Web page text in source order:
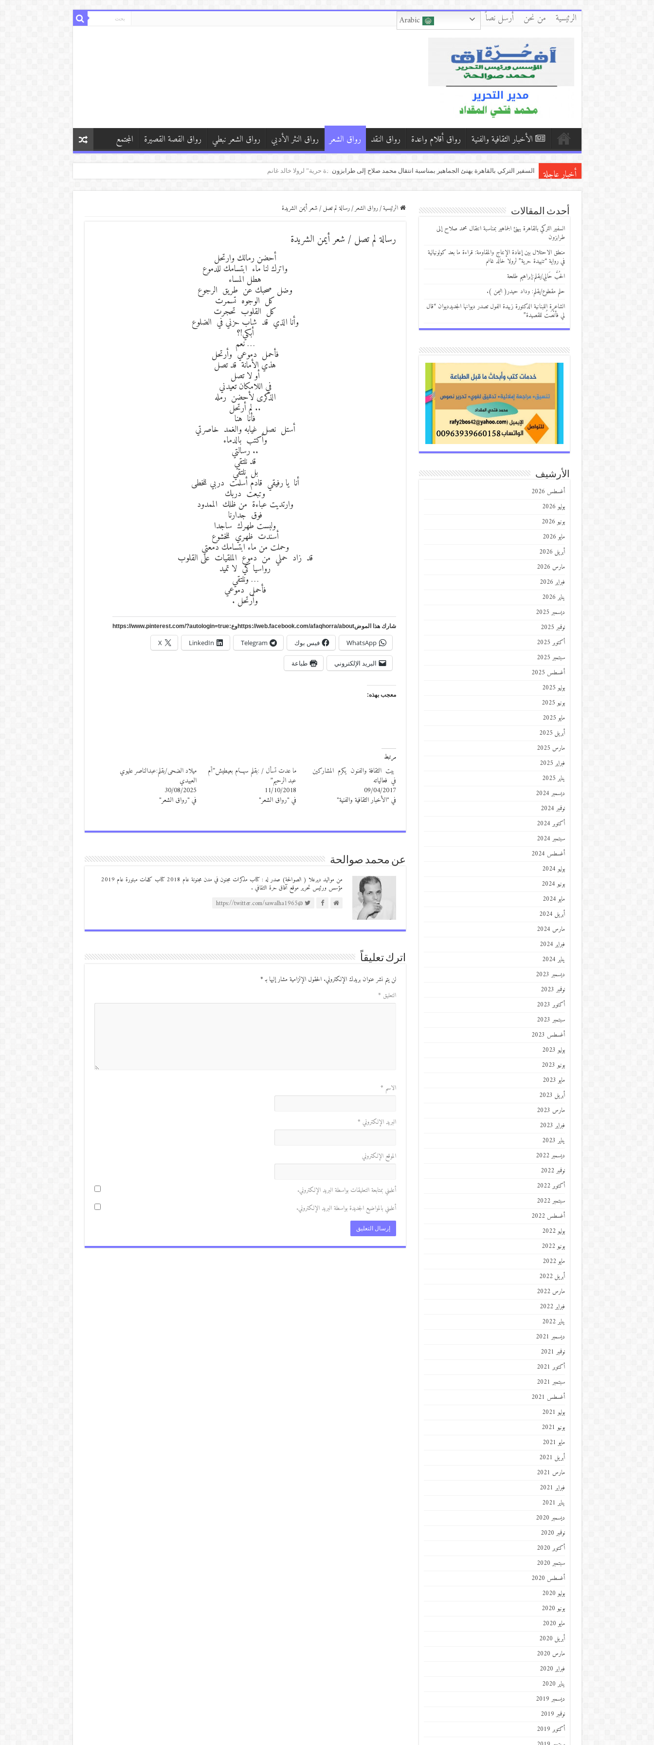
الرئيسية من نحن أرسل نصاً Arabic
الأخبار الثقافية والفنية رواق أقلام واعدة رواق النقد رواق الشعر رواق النثر الأدبي رواق الشعر نبطي رواق القصة القصيرة المجتمع
أخبار عاجلة منطق الاحتلال بين إعادة الإنتاج والمقاومة: قراءة ما بعد كولونيالية في رواية “تنهيدة حرية” لرولا خالد غانم
الحُبَّ حَالِي/بقلم:إبراهيم طلحة
حلم مقطوع/بقلم: وداد حيدر( اليمن ).
الرئيسية/رواق الشعر/رسالة لم تصل / شعر أيمن الشريدة
رسالة لم تصل / شعر أيمن الشريدة
أحضن رمالك وارتحل
واترك لنا ماء ابتسامك للدموع
هطل المساء
وضل صحبك عن طريق الرجوع
كل الوجوه تسمرت
كل القلوب تحجرت
وأنا الذي قد شاب حزني في الضلوع
أبكي!؟
… نعم
فأحمل دموعي وأرتحل
هذي الأمانة قد تصل
أو لا تصل
في اللامكان تعيدني
الذكرى لأحضن رمله
.. لم أرتحل
فأنا هنا
أستل نصل غيابه والغمد خاصرتي
وأكتب بالدماء
.. رسالتي
قد نلتقي
بل نلتقي
أنا يا رفيقي قادم أسلمت دربي للخطى
وتبعت دربك
وارتديت عباءة من ظلك الممدود
فوق جدارنا
ولبست طهرك ساجدا
أسندت ظهري للخشوع
وحملت من ماء ابتسامك دمعتي
قد زاد حملي من دموع الملقيات على القلوب
رواسيا كي لا تميد
… ونلتقي
فأحمل دموعي
وأرتحل .
شارك هذا الموضhttps://web.facebook.com/afaqhorra/aboutوع:https://www.pinterest.com/?autologin=true
WhatsApp فيس بوك Telegram
LinkedIn
X
البريد الإلكتروني طباعة
معجب بهذه:
مرتبط
بيت الثقافة والفنون يكرم المشاركين
في فعالياته
09/04/2017
في "الأخبار الثقافية والفنية"
ما عدت تسأل / :بقلم سهـــام بعيطيش”أم
عبد الرحيم”
11/10/2018
في "رواق الشعر"
ميلاد الضحى/بقلم:عبدالناصر عليوي
العبيدي
30/08/2025
في "رواق الشعر"
عن محمد صوالحة
من مواليد ديرعلا ( الصوالحة) صدر له : كتاب مذكرات مجنون في مدن مجنونة عام 2018 كتاب كلمات مبتورة عام 2019
مؤسس ورئيس تحرير موقع آفاق حرة الثقافي .
@https://twitter.com/sawalha1965
اترك تعليقاً
لن يتم نشر عنوان بريدك الإلكتروني. الحقول الإلزامية مشار إليها بـ*
التعليق *
الاسم *
البريد الإلكتروني *
الموقع الإلكتروني
أعلمني بمتابعة التعليقات بواسطة البريد الإلكتروني.
أعلمني بالمواضيع الجديدة بواسطة البريد الإلكتروني.
أحدث المقالات
السفير التركي بالقاهرة يهنئ الجماهير بمناسبة انتقال محمد صلاح إلى
طرابزون
منطق الاحتلال بين إعادة الإنتاج والمقاومة: قراءة ما بعد كولونيالية
في رواية “تنهيدة حرية” لرولا خالد غانم
الحُبَّ حَالِي/بقلم:إبراهيم طلحة
حلم مقطوع/بقلم: وداد حيدر( اليمن ).
الشاعرة اللبنانية الدكتورة زبيدة الفول تصدر ديوانها الجديدديوان “قال
لي فأنْصَتُ للقصيدة”
الأرشيف
أغسطس 2026
يوليو 2026
يونيو 2026
مايو 2026
أبريل 2026
مارس 2026
فبراير 2026
يناير 2026
ديسمبر 2025
نوفمبر 2025
أكتوبر 2025
سبتمبر 2025
أغسطس 2025
يوليو 2025
يونيو 2025
مايو 2025
أبريل 2025
مارس 2025
فبراير 2025
يناير 2025
ديسمبر 2024
نوفمبر 2024
أكتوبر 2024
سبتمبر 2024
أغسطس 2024
يوليو 2024
يونيو 2024
مايو 2024
أبريل 2024
مارس 2024
فبراير 2024
يناير 2024
ديسمبر 2023
نوفمبر 2023
أكتوبر 2023
سبتمبر 2023
أغسطس 2023
يوليو 2023
يونيو 2023
مايو 2023
أبريل 2023
مارس 2023
فبراير 2023
يناير 2023
ديسمبر 2022
نوفمبر 2022
أكتوبر 2022
سبتمبر 2022
أغسطس 2022
يوليو 2022
يونيو 2022
مايو 2022
أبريل 2022
مارس 2022
فبراير 2022
يناير 2022
ديسمبر 2021
نوفمبر 2021
أكتوبر 2021
سبتمبر 2021
أغسطس 2021
يوليو 2021
يونيو 2021
مايو 2021
أبريل 2021
مارس 2021
فبراير 2021
يناير 2021
ديسمبر 2020
نوفمبر 2020
أكتوبر 2020
سبتمبر 2020
أغسطس 2020
يوليو 2020
يونيو 2020
مايو 2020
أبريل 2020
مارس 2020
فبراير 2020
يناير 2020
ديسمبر 2019
نوفمبر 2019
أكتوبر 2019